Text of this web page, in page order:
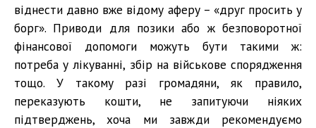
віднести давно вже відому аферу – «друг просить у
борг». Приводи для позики або ж безповоротної
фінансової допомоги можуть бути такими ж:
потреба у лікуванні, збір на військове спорядження
тощо. У такому разі громадяни, як правило,
переказують кошти, не запитуючи ніяких
підтверджень, хоча ми завжди рекомендуємо